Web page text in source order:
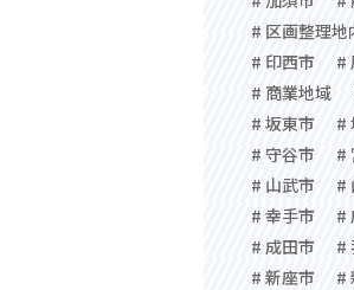
# 区画整理地
# 印西市
#
# 商業地域
# 坂東市
#
# 守谷市
#
# 山武市
#
# 幸手市
#
# 成田市
#
# 新座市
#